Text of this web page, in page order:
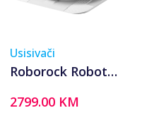
Usisivači
Roborock Robot
stanicom za
2799.00 KM